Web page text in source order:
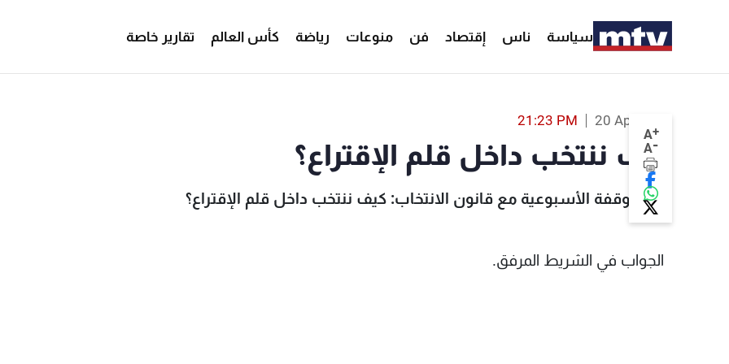
سياسة ناس إقتصاد فن منوعات رياضة كأس العالم تقارير خاصة
A+
A-
20 Apr 2018
21:23 PM
كيف ننتخب داخل قلم الإقتراع؟
في الوقفة الأسبوعية مع قانون الانتخاب: كيف ننتخب داخل قلم الإقتراع؟
الجواب في الشريط المرفق.